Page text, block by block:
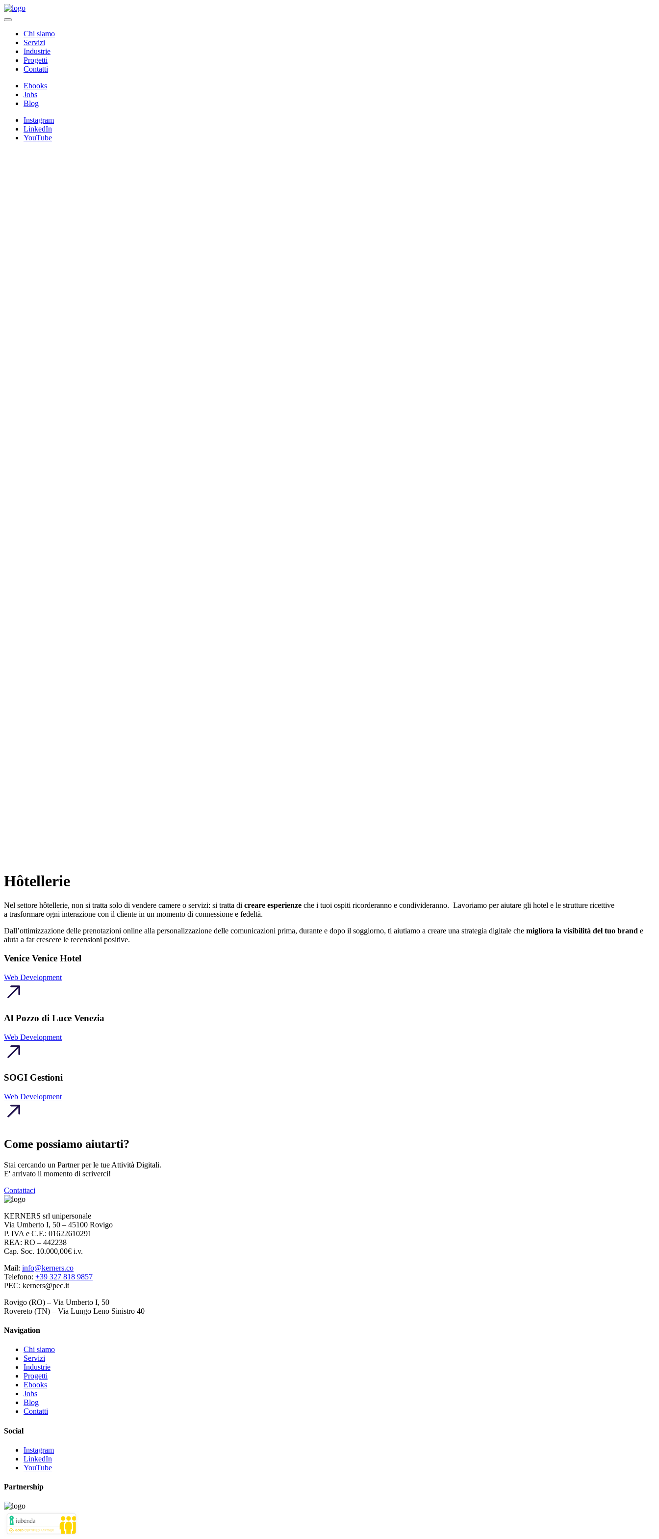
Chi siamo
Servizi
Industrie
Progetti
Contatti
Ebooks
Jobs
Blog
Instagram
LinkedIn
YouTube
Hôtellerie
Nel settore hôtellerie, non si tratta solo di vendere camere o servizi: si tratta di creare esperienze che i tuoi ospiti ricorderanno e condivideranno. Lavoriamo per aiutare gli hotel e le strutture ricettive
a trasformare ogni interazione con il cliente in un momento di connessione e fedeltà.
Dall’ottimizzazione delle prenotazioni online alla personalizzazione delle comunicazioni prima, durante e dopo il soggiorno, ti aiutiamo a creare una strategia digitale che migliora la visibilità del tuo brand e
aiuta a far crescere le recensioni positive.
Venice Venice Hotel
Web Development
Al Pozzo di Luce Venezia
Web Development
SOGI Gestioni
Web Development
Come possiamo aiutarti?
Stai cercando un Partner per le tue Attività Digitali.
E' arrivato il momento di scriverci!
Contattaci
KERNERS srl unipersonale
Via Umberto I, 50 – 45100 Rovigo
P. IVA e C.F.: 01622610291
REA: RO – 442238
Cap. Soc. 10.000,00€ i.v.
Mail: info@kerners.co
Telefono: +39 327 818 9857
PEC: kerners@pec.it
Rovigo (RO) – Via Umberto I, 50
Rovereto (TN) – Via Lungo Leno Sinistro 40
Navigation
Chi siamo
Servizi
Industrie
Progetti
Ebooks
Jobs
Blog
Contatti
Social
Instagram
LinkedIn
YouTube
Partnership